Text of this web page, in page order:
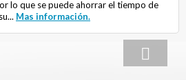
lo que se puede ahorrar el tiempo de
Mas información.